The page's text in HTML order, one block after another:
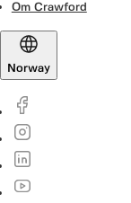
Om Crawford
Norway